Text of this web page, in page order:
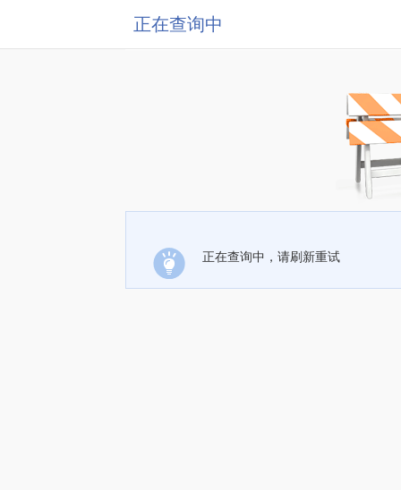
正在查询中
正在查询中，请刷新重试